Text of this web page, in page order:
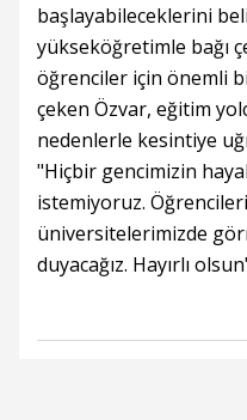
başlayabileceklerini
yükseköğretimle bağı
öğrenciler için önemli
çeken Özvar, eğitim
nedenlerle kesintiye
"Hiçbir gencimizin
istemiyoruz.
üniversitelerimizde
duyacağız. Hayırlı